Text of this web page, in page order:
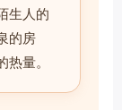
生人的
的房
量。